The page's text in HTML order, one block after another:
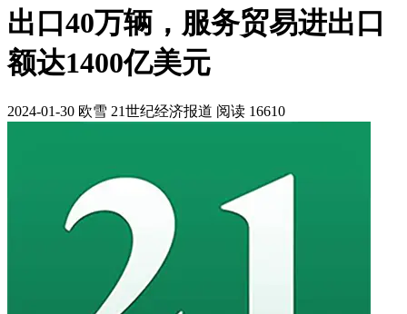
出口40万辆，服务贸易进出口
额达1400亿美元
2024-01-30 欧雪 21世纪经济报道 阅读 16610